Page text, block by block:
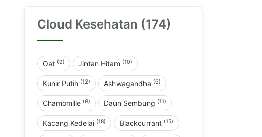
Cloud Kesehatan (174)
Oat (9) Jintan Hitam (10)
Kunir Putih (12) Ashwagandha (6)
Chamomille (8) Daun Sembung (11)
Kacang Kedelai (18) Blackcurrant (15)